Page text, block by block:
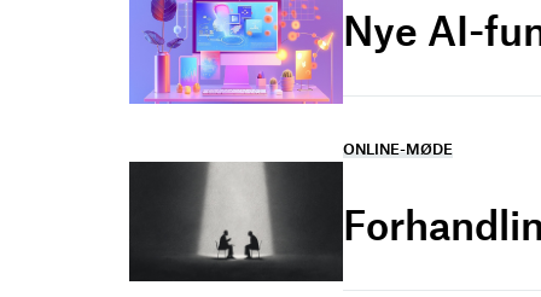
Nye AI-
ONLINE-MØDE